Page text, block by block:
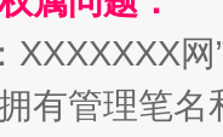
XXXXXXX
有管理笔